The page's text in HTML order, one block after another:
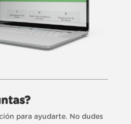
para ayudarte. No dudes